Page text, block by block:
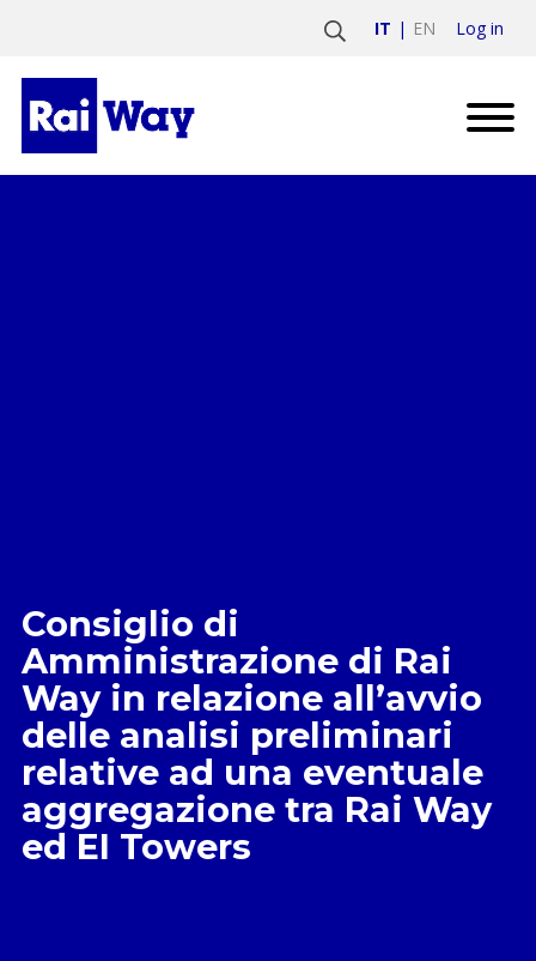
IT EN Log in
Consiglio di
Amministrazione di Rai
Way in relazione all’avvio
delle analisi preliminari
relative ad una eventuale
aggregazione tra Rai Way
ed EI Towers